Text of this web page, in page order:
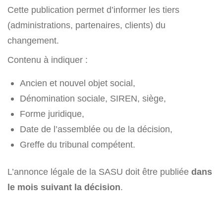
Cette publication permet d’informer les tiers
(administrations, partenaires, clients) du
changement.
Contenu à indiquer :
Ancien et nouvel objet social,
Dénomination sociale, SIREN, siège,
Forme juridique,
Date de l’assemblée ou de la décision,
Greffe du tribunal compétent.
L’annonce légale de la SASU doit être publiée dans
le mois suivant la décision.